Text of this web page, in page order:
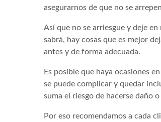
asegurarnos de que no se
Así que no se arriesgue y deje
sabrá, hay cosas que es mejor
antes y de forma adecuada.
Es posible que haya ocasiones
se puede complicar y quedar
suma el riesgo de hacerse daño
Por eso recomendamos a cada